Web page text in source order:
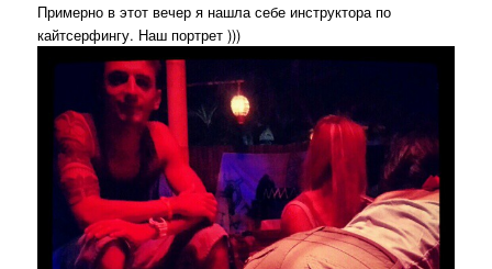
Примерно в этот вечер я нашла себе инструктора по
кайтсерфингу. Наш портрет )))